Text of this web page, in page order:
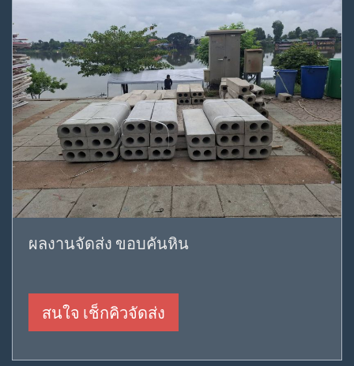
ผลงานจัดส่ง ขอบคันหิน
สนใจ เช็กคิวจัดส่ง